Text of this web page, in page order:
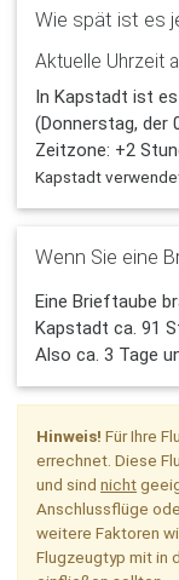
Wie spät ist es
Aktuelle Uhrzeit
In Kapstadt ist
(Donnerstag, der
Zeitzone: +2
Kapstadt
Wenn Sie eine
Eine Brieftaube
Kapstadt ca. 91
Also ca. 3 Tage
Hinweis! Für Ihre
errechnet. Diese
und sindnicht
Anschlussflüge
weitere Faktoren
Flugzeugtyp mit in